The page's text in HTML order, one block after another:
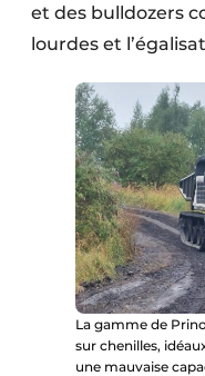
et des bulldozers
lourdes et
La gamme de
sur chenilles,
une mauvaise